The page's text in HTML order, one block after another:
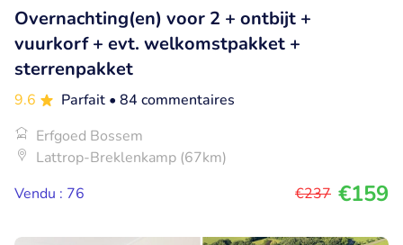
Overnachting(en) voor 2 + ontbijt +
vuurkorf + evt. welkomstpakket +
sterrenpakket
9.6 Parfait • 84 commentaires
Erfgoed Bossem
Lattrop-Breklenkamp (67km)
Vendu : 76
€237 €159